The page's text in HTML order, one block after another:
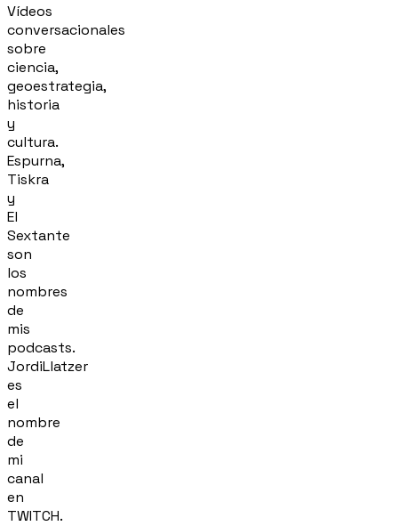
Vídeos
conversacionales
sobre
ciencia,
geoestrategia,
historia
y
cultura.
Espurna,
Tiskra
y
El
Sextante
son
los
nombres
de
mis
podcasts.
JordiLlatzer
es
el
nombre
de
mi
canal
en
TWITCH.